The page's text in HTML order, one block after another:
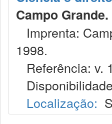
Campo
Imprenta:
1998.
Referência: v.
Localização: